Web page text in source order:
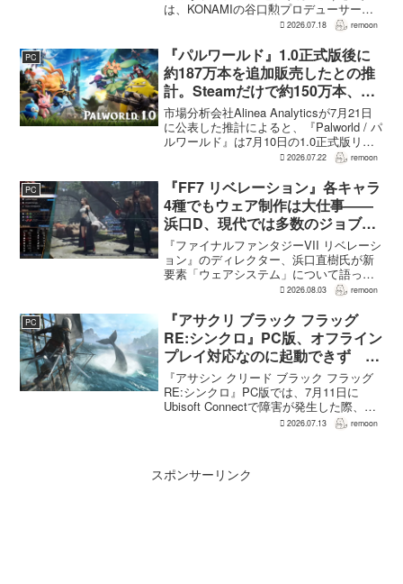
は、KONAMIの谷口勲プロデューサー
が、レベルアップを含むRPG的システム
何度も挑戦すれば先へ進める...
2026.07.18 remoon
PC
『パルワールド』1.0正式版後に
約187万本を追加販売したとの推
計。Steamだけで約150万本、累
計3050万本規模
市場分析会社Alinea Analyticsが7月21日
に公表した推計によると、『Palworld / パ
ルワールド』は7月10日の1.0正式版リリ
ース後、Steamで約150万本、PS5で約30
各プ...
2026.07.22 remoon
PC
『FF7 リベレーション』各キャラ
4種でもウェア制作は大仕事――
浜口D、現代では多数のジョブを
1作に盛り込むのは極めて困難と
説明
『ファイナルファンタジーVII リベレーシ
ョン』のディレクター、浜口直樹氏が新
要素「ウェアシステム」について語っ
た。本作では8人のパーティキャラクター
が、キャラクター数が多いため、作業量
はかなりのものにな...
2026.08.03 remoon
PC
『アサクリ ブラック フラッグ
RE:シンクロ』PC版、オフライン
プレイ対応なのに起動できず
Ubisoft Connect障害時に報告相
次ぐ
『アサシン クリード ブラック フラッグ
RE:シンクロ』PC版では、7月11日に
Ubisoft Connectで障害が発生した際、ゲ
ームを起動できないとの報告が相次い
2026.07.13 remoon
スポンサーリンク